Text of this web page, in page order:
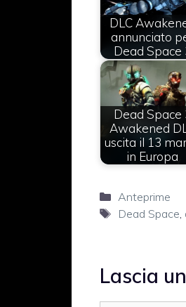
DLC
annunciato
Dead Space
Dead Space
Awakened
uscita il 13
in Europa
Categorie
Anteprime
Tag
Dead Space
Lascia